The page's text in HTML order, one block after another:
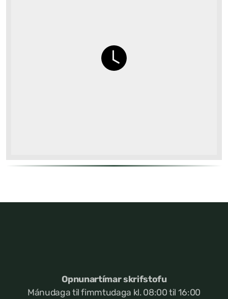
Opnunartímar skrifstofu
Mánudaga til fimmtudaga kl. 08:00 til 16:00